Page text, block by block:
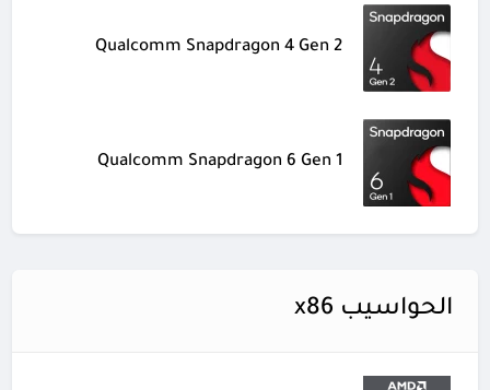
Qualcomm Snapdragon 4 Gen 2
Qualcomm Snapdragon 6 Gen 1
الحواسيب x86